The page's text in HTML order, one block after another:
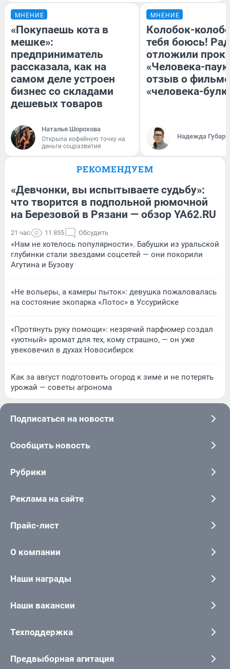
МНЕНИЕ
«Покупаешь кота в
мешке»:
предприниматель
рассказала, как на
самом деле устроен
бизнес со складами
дешевых товаров
Наталья Шорохова
Открыла кофейную точку на
деньги соцразвития
МНЕНИЕ
Колобок-
тебя боюсь!
отложили
«Человека-
отзыв о
«человека-
Надежда Губарь
РЕКОМЕНДУЕМ
«Девчонки, вы испытываете судьбу»:
что творится в подпольной рюмочной
на Березовой в Рязани — обзор YA62.RU
21 час 11 855 Обсудить
«Нам не хотелось популярности». Бабушки из уральской
глубинки стали звездами соцсетей — они покорили
Агутина и Бузову
«Не вольеры, а камеры пыток»: девушка пожаловалась
на состояние экопарка «Лотос» в Уссурийске
«Протянуть руку помощи»: незрячий парфюмер создал
«уютный» аромат для тех, кому страшно, — он уже
увековечил в духах Новосибирск
Как за август подготовить огород к зиме и не потерять
урожай — советы агронома
Подписаться на новости
Сообщить новость
Рубрики
Реклама на сайте
Прайс-лист
О компании
Наши награды
Наши вакансии
Техподдержка
Предвыборная агитация